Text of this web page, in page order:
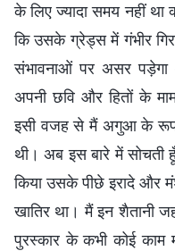
के लिए ज्यादा समय नहीं
कि उसके ग्रेड्स में गंभीर
संभावनाओं पर असर
अपनी छवि और हितों के
इसी वजह से मैं अगुआ के रूप
थी। अब इस बारे में सोचती
किया उसके पीछे इरादे और
खातिर था। मैं इन शैतानी
पुरस्कार के कभी कोई काम